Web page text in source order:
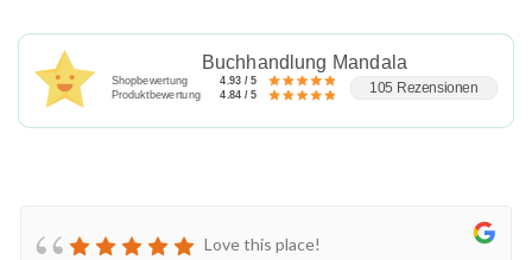
Buchhandlung Mandala
Shopbewertung 4.93 / 5
Produktbewertung 4.84 / 5 105 Rezensionen
Love this place!